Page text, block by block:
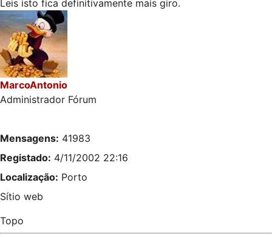
Leis isto fica definitivamente mais giro.
MarcoAntonio
Administrador Fórum
Mensagens: 41983
Registado: 4/11/2002 22:16
Localização: Porto
Sítio web
Topo